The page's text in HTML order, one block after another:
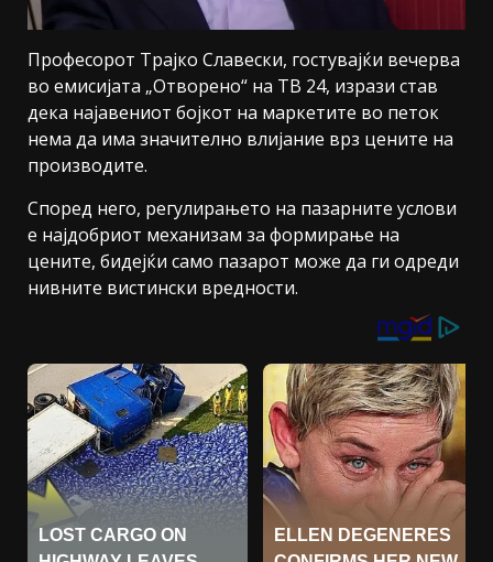
Професорот Трајко Славески, гостувајќи вечерва
во емисијата „Отворено“ на ТВ 24, изрази став
дека најавениот бојкот на маркетите во петок
нема да има значително влијание врз цените на
производите.
Според него, регулирањето на пазарните услови
е најдобриот механизам за формирање на
цените, бидејќи само пазарот може да ги одреди
нивните вистински вредности.